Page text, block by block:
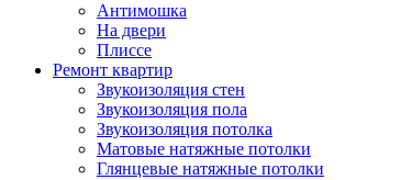
Антимошка
На двери
Плиссе
Ремонт квартир
Звукоизоляция стен
Звукоизоляция пола
Звукоизоляция потолка
Матовые натяжные потолки
Глянцевые натяжные потолки